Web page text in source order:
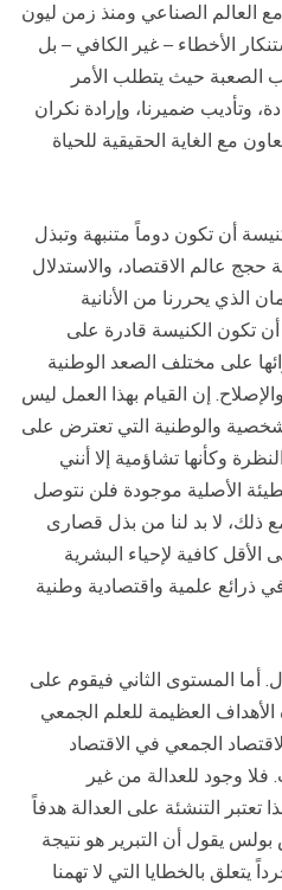
العالم الصناعي ومنذ زمن ليون
الأخطاء – غير الكافي – بل
الصعبة حيث يتطلب الأمر
وتأديب ضميرنا، وإرادة نكران
مع الغاية الحقيقية للحياة
أن تكون دوماً متنبهة وتبذل
عالم الاقتصاد، والاستدلال
الذي يحررنا من الأنانية
تكون الكنيسة قادرة على
على مختلف الصعد الوطنية
إن القيام بهذا العمل ليس
والوطنية التي تعترض على
وكأنها تشاؤمية إلا أنني
الأصلية موجودة فلن نتوصل
ذلك، لا بد لنا من بذل قصارى
كافية لإحياء البشرية
في ذرائع علمية واقتصادية وطنية
أما المستوى الثاني فيقوم على
العظيمة للعلم الجمعي
الجمعي في الاقتصاد
وجود للعدالة من غير
التنشئة على العدالة هدفاً
بولس يقول أن التبرير هو نتيجة
بالخطايا التي لا تهمنا